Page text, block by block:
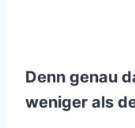
Denn genau
weniger als